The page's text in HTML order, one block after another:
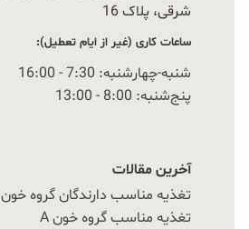
شرقی، پلاک 16‭
ساعات کاری (غیر از ایام تعطیل):
شنبه-چهارشنبه: 7:30 - 16:00
پنج‌شنبه: 8:00 - 13:00
آخرین مقالات
تغذیه مناسب دارندگان گروه خون B
تغذیه مناسب گروه خون A